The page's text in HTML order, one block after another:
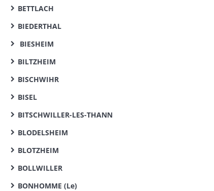
BETTLACH
BIEDERTHAL
BIESHEIM
BILTZHEIM
BISCHWIHR
BISEL
BITSCHWILLER-LES-THANN
BLODELSHEIM
BLOTZHEIM
BOLLWILLER
BONHOMME (Le)